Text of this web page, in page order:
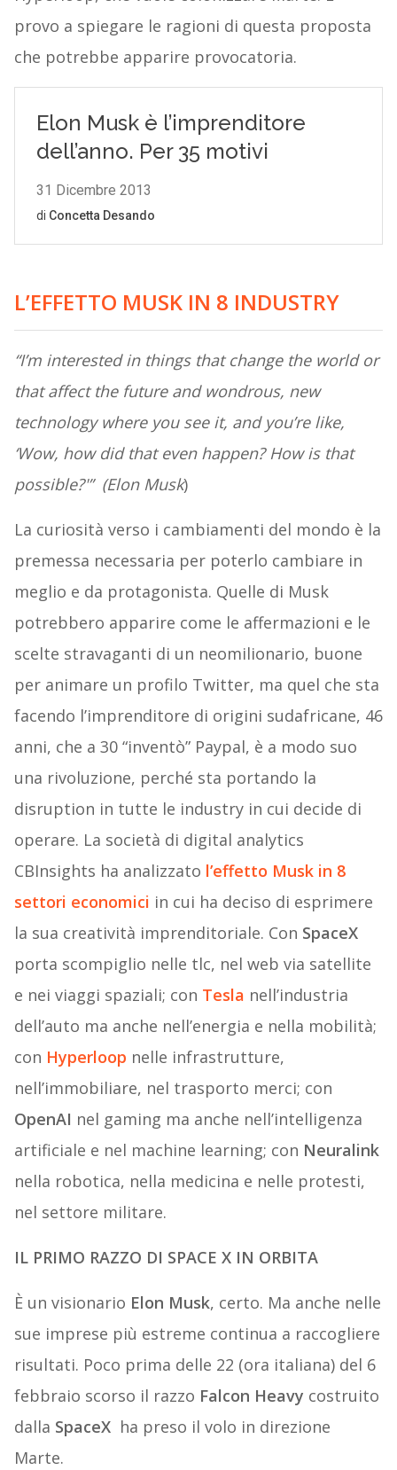
provo a spiegare le ragioni di questa proposta
che potrebbe apparire provocatoria.
L’EFFETTO MUSK IN 8 INDUSTRY
“I’m interested in things that change the world or
that affect the future and wondrous, new
technology where you see it, and you’re like,
‘Wow, how did that even happen? How is that
possible?'” (Elon Musk)
La curiosità verso i cambiamenti del mondo è la
premessa necessaria per poterlo cambiare in
meglio e da protagonista. Quelle di Musk
potrebbero apparire come le affermazioni e le
scelte stravaganti di un neomilionario, buone
per animare un profilo Twitter, ma quel che sta
facendo l’imprenditore di origini sudafricane, 46
anni, che a 30 “inventò” Paypal, è a modo suo
una rivoluzione, perché sta portando la
disruption in tutte le industry in cui decide di
operare. La società di digital analytics
CBInsights ha analizzato l’effetto Musk in 8
settori economici in cui ha deciso di esprimere
la sua creatività imprenditoriale. Con SpaceX
porta scompiglio nelle tlc, nel web via satellite
e nei viaggi spaziali; con Tesla nell’industria
dell’auto ma anche nell’energia e nella mobilità;
con Hyperloop nelle infrastrutture,
nell’immobiliare, nel trasporto merci; con
OpenAI nel gaming ma anche nell’intelligenza
artificiale e nel machine learning; con Neuralink
nella robotica, nella medicina e nelle protesti,
nel settore militare.
IL PRIMO RAZZO DI SPACE X IN ORBITA
È un visionario Elon Musk, certo. Ma anche nelle
sue imprese più estreme continua a raccogliere
risultati. Poco prima delle 22 (ora italiana) del 6
febbraio scorso il razzo Falcon Heavy costruito
dalla SpaceXha preso il volo in direzione
Marte.